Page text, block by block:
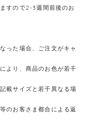
すので2-3週間前後のお
った場合、ご注文がキャ
より、商品のお色が若干
載サイズと若干異なる場
のお客さま都合による返